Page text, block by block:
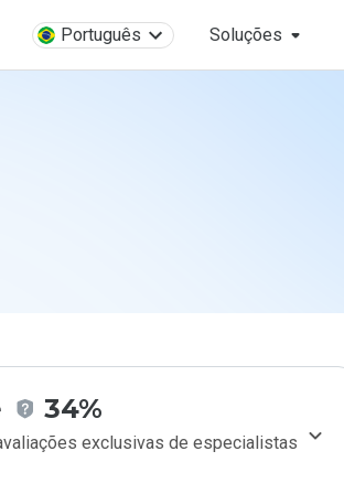
Português Soluções
34%
exclusivas de especialistas